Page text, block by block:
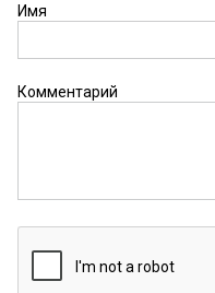
Имя
Комментарий